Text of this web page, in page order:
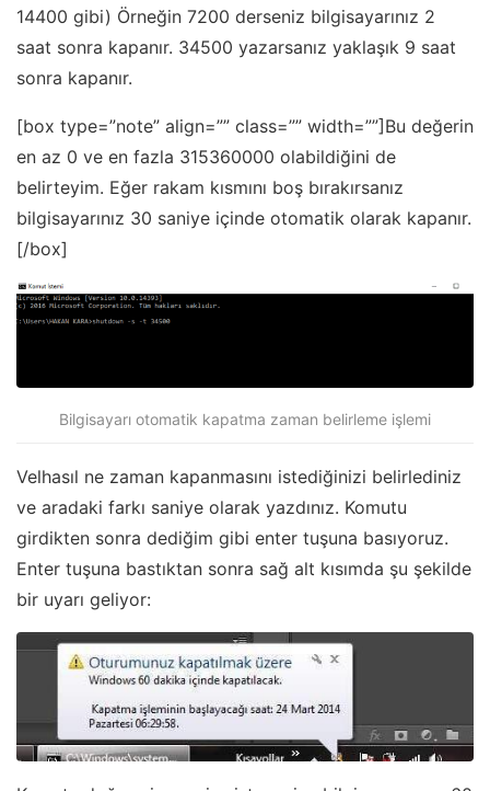
14400 gibi) Örneğin 7200 derseniz bilgisayarınız 2
saat sonra kapanır. 34500 yazarsanız yaklaşık 9 saat
sonra kapanır.
[box type=”note” align=”” class=”” width=””]Bu değerin
en az 0 ve en fazla 315360000 olabildiğini de
belirteyim. Eğer rakam kısmını boş bırakırsanız
bilgisayarınız 30 saniye içinde otomatik olarak kapanır.
[/box]
Bilgisayarı otomatik kapatma zaman belirleme işlemi
Velhasıl ne zaman kapanmasını istediğinizi belirlediniz
ve aradaki farkı saniye olarak yazdınız. Komutu
girdikten sonra dediğim gibi enter tuşuna basıyoruz.
Enter tuşuna bastıktan sonra sağ alt kısımda şu şekilde
bir uyarı geliyor: